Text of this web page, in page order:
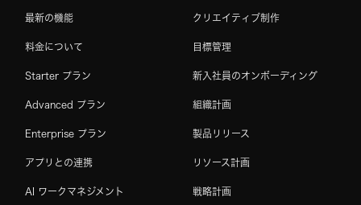
最新の機能
料金について
Starter プラン
Advanced プラン
Enterprise プラン
アプリとの連携
AI ワークマネジメント
クリエイティブ制作
目標管理
新入社員のオンボーディング
組織計画
製品リリース
リソース計画
戦略計画